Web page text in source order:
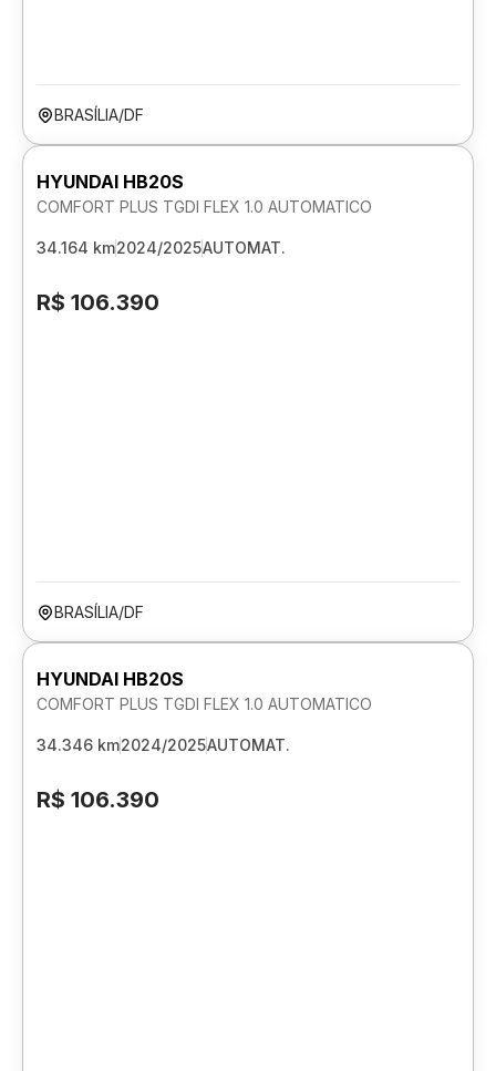
BRASÍLIA/DF
HYUNDAI HB20S
COMFORT PLUS TGDI FLEX 1.0 AUTOMATICO
34.164 km2024/2025AUTOMAT.
R$ 106.390
BRASÍLIA/DF
HYUNDAI HB20S
COMFORT PLUS TGDI FLEX 1.0 AUTOMATICO
34.346 km2024/2025AUTOMAT.
R$ 106.390